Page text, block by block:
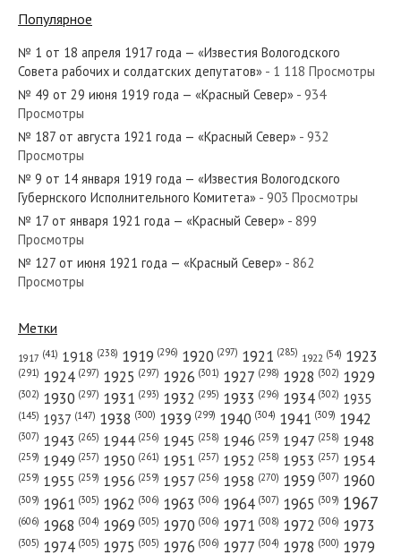
№ 200 от августа 1973 года — «Красный Север»
№ 248 от декабря 1957 года — «Красный Север»
№ 71 от марта 1973 года — «Красный Север»
№ 27 от февраля 1944 года — «Красный Север»
№ 187 от сентября 1951 года — «Красный Север»
Популярное
№ 1 от 18 апреля 1917 года — «Известия Вологодского
Совета рабочих и солдатских депутатов» - 1 118 Просмотры
№ 49 от 29 июня 1919 года — «Красный Север» - 934
Просмотры
№ 187 от августа 1921 года — «Красный Север» - 932
Просмотры
№ 9 от 14 января 1919 года — «Известия Вологодского
Губернского Исполнительного Комитета» - 903 Просмотры
№ 17 от января 1921 года — «Красный Север» - 899
Просмотры
№ 127 от июня 1921 года — «Красный Север» - 862
Просмотры
Метки
1917 (41) 1918 (238) 1919 (296) 1920 (297) 1921 (285) 1922 (54) 1923
(291) 1924 (297) 1925 (297) 1926 (301) 1927 (298) 1928 (302) 1929
(302) 1930 (297) 1931 (293) 1932 (295) 1933 (296) 1934 (302) 1935
(145) 1937 (147) 1938 (300) 1939 (299) 1940 (304) 1941 (309) 1942
(307) 1943 (265) 1944 (256) 1945 (258) 1946 (259) 1947 (258) 1948
(259) 1949 (257) 1950 (261) 1951 (257) 1952 (258) 1953 (257) 1954
(259) 1955 (259) 1956 (259) 1957 (256) 1958 (270) 1959 (307) 1960
(309) 1961 (305) 1962 (306) 1963 (306) 1964 (307) 1965 (309) 1967
(606) 1968 (304) 1969 (305) 1970 (306) 1971 (308) 1972 (306) 1973
(305) 1974 (305) 1975 (305) 1976 (306) 1977 (304) 1978 (300) 1979